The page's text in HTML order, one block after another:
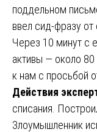
поддельном
ввел сид-фразу от
Через 10 минут с
активы — около
к нам с просьбой
Действия
списания.
Злоумышленник